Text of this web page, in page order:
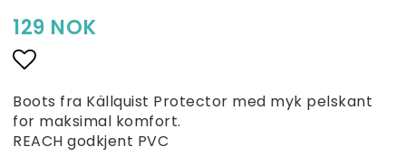
15 NOK
10,13 NOK
12 NOK
8,10 NOK
129 NOK
Add to list of favorites
Boots fra Källquist Protector med myk pelskant
for maksimal komfort.
REACH godkjent PVC